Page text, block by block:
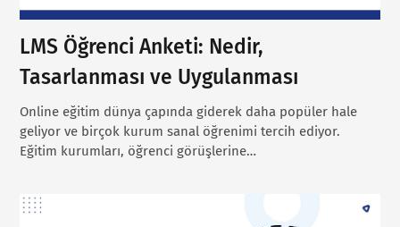
LMS Öğrenci Anketi: Nedir,
Tasarlanması ve Uygulanması
Online eğitim dünya çapında giderek daha popüler hale
geliyor ve birçok kurum sanal öğrenimi tercih ediyor.
Eğitim kurumları, öğrenci görüşlerine…